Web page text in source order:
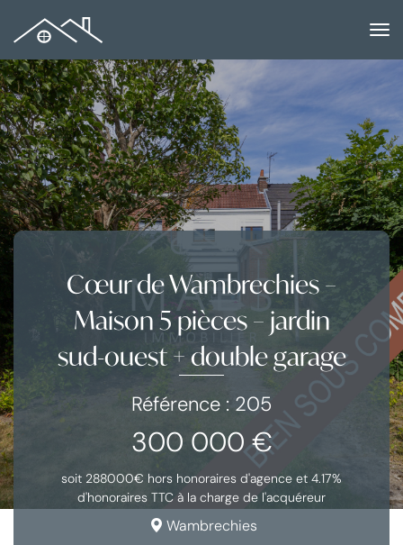
Cœur de Wambrechies –
Maison 5 pièces – jardin
sud-ouest + double garage
Référence : 205
300 000 €
soit 288000€ hors honoraires d'agence et 4.17%
d'honoraires TTC à la charge de l'acquéreur
Wambrechies